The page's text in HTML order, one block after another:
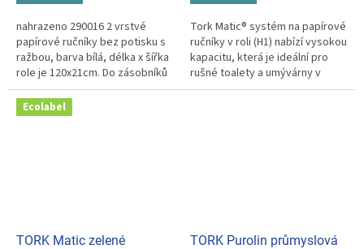
nahrazeno 290016 2 vrstvé
papírové ručníky bez potisku s
ražbou, barva bílá, délka x šířka
role je 120x21cm. Do zásobníků
Tork H1.
Tork Matic® systém na papírové
ručníky v roli (H1) nabízí vysokou
kapacitu, která je ideální pro
rušné toalety a umývárny v
místech, jako jsou...
Ecolabel
TORK Matic zelené
TORK Purolin průmyslová